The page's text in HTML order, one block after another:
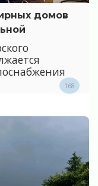
домов
168